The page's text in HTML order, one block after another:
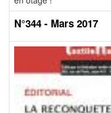
N°344 - Mars 2017